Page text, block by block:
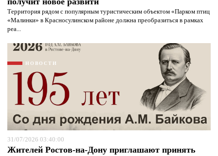
Территория рядом с популярным туристическим объектом «Парком птиц
«Малинки» в Красносулинском районе должна преобразиться в рамках
реа...
НОВОСТИ
31/07/2026 03:40:00
Жителей Ростов-на-Дону приглашают принять
политикой конфиденциальности и
защиты информации*
Я согласен сполитикой конфиденциальности и
защиты информации*